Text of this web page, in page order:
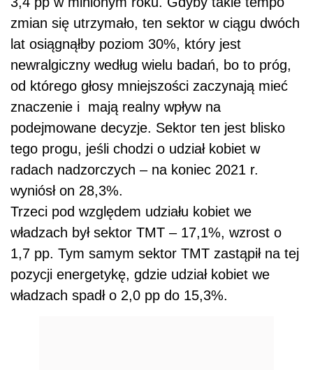
zmian się utrzymało, ten sektor w ciągu dwóch
lat osiągnąłby poziom 30%, który jest
newralgiczny według wielu badań, bo to próg,
od którego głosy mniejszości zaczynają mieć
znaczenie i mają realny wpływ na
podejmowane decyzje. Sektor ten jest blisko
tego progu, jeśli chodzi o udział kobiet w
radach nadzorczych – na koniec 2021 r.
wyniósł on 28,3%.
Trzeci pod względem udziału kobiet we
władzach był sektor TMT – 17,1%, wzrost o
1,7 pp. Tym samym sektor TMT zastąpił na tej
pozycji energetykę, gdzie udział kobiet we
władzach spadł o 2,0 pp do 15,3%.